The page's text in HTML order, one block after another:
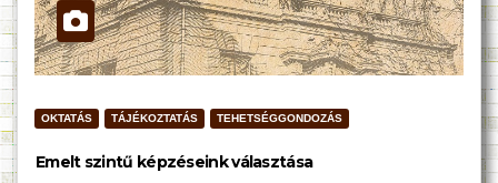
OKTATÁS TÁJÉKOZTATÁS TEHETSÉGGONDOZÁS
Emelt szintű képzéseink választása